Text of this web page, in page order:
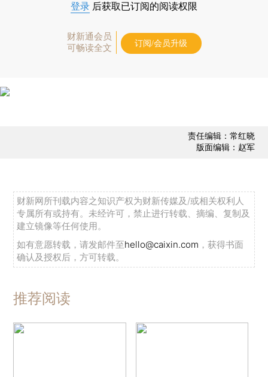
登录 后获取已订阅的阅读权限
财新通会员
可畅读全文
订阅/会员升级
责任编辑：常红晓
版面编辑：赵军
财新网所刊载内容之知识产权为财新传媒及/或相关权利人
专属所有或持有。未经许可，禁止进行转载、摘编、复制及
建立镜像等任何使用。
如有意愿转载，请发邮件至hello@caixin.com ，获得书面
确认及授权后，方可转载。
推荐阅读